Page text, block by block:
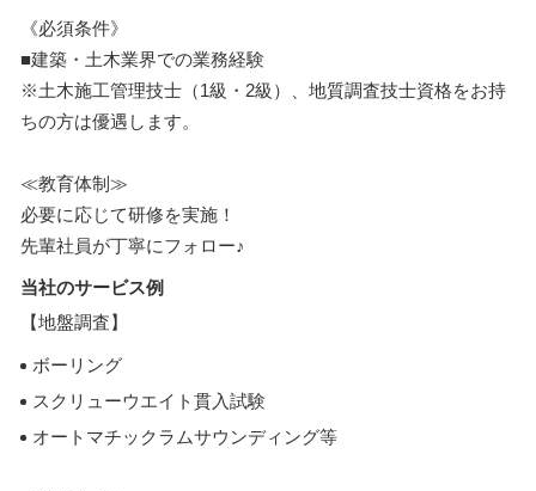
《必須条件》
■建築・土木業界での業務経験
※土木施工管理技士（1級・2級）、地質調査技士資格をお持
ちの方は優遇します。
≪教育体制≫
必要に応じて研修を実施！
先輩社員が丁寧にフォロー♪
当社のサービス例
【地盤調査】
ボーリング
スクリューウエイト貫入試験
オートマチックラムサウンディング等